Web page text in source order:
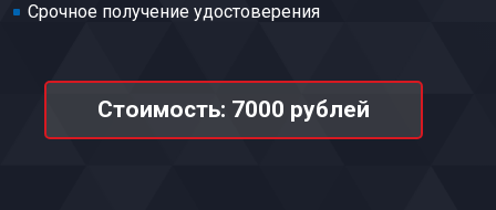
Срочное получение удостоверения
Стоимость: 7000 рублей